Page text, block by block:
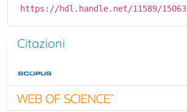
https://hdl.handle.net/11589/15063
Citazioni